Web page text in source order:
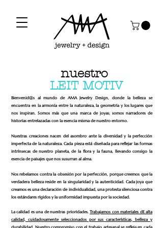
nuestro
LEIT MOTIV
Bienvenid@s al mundo de AMA Jewelry Design, donde la belleza se
encuentra en la armonía entre la naturaleza, la geometría y los lugares que
nos inspiran. Somos más que una marca de joyas; somos narradores de
historias entrelazadas con la esencia misma de nuestro entorno.
Nuestras creaciones nacen del asombro ante la diversidad y la perfección
imperfecta de la naturaleza. Cada pieza está diseñada para reflejar las formas
intrínsecas de nuestro planeta, de la flora y la fauna, llevando consigo la
esencia de paisajes que nos susurran al alma.
Nos rebelamos contra la obsesión por la perfección, porque creemos que la
verdadera belleza reside en la singularidad y la autenticidad. Cada joya que
creamos es una declaración de individualidad, una protesta silenciosa contra
los estándares rígidos y la uniformidad impuesta por la sociedad.
La calidad es una de nuestras prioridades.Trabajamos con materiales dE alta
calidad, cuidadosamente seleccionados por sus características, belleza y
durabilidad. Nuestro compromiso con el trabajo artesanal se refleja en cada